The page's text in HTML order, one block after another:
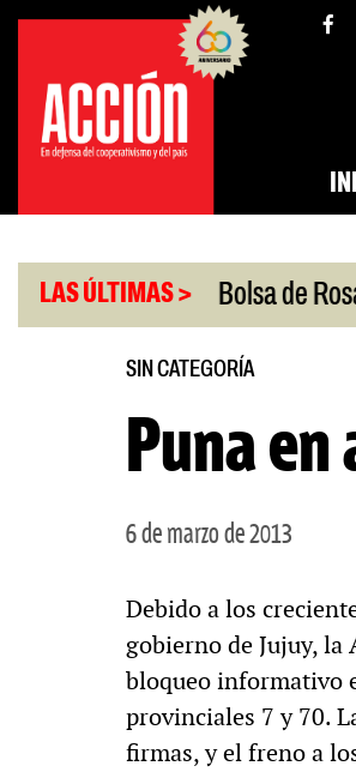
Saltar
contenido
LAS ÚLTIMAS >
Caputo en la Bolsa de Rosario
SIN CATEGORÍA
Puna en
6 de marzo de 2013
Debido a los
gobierno de Jujuy, la
bloqueo informativo
provinciales 7 y 70.
firmas, y el freno a